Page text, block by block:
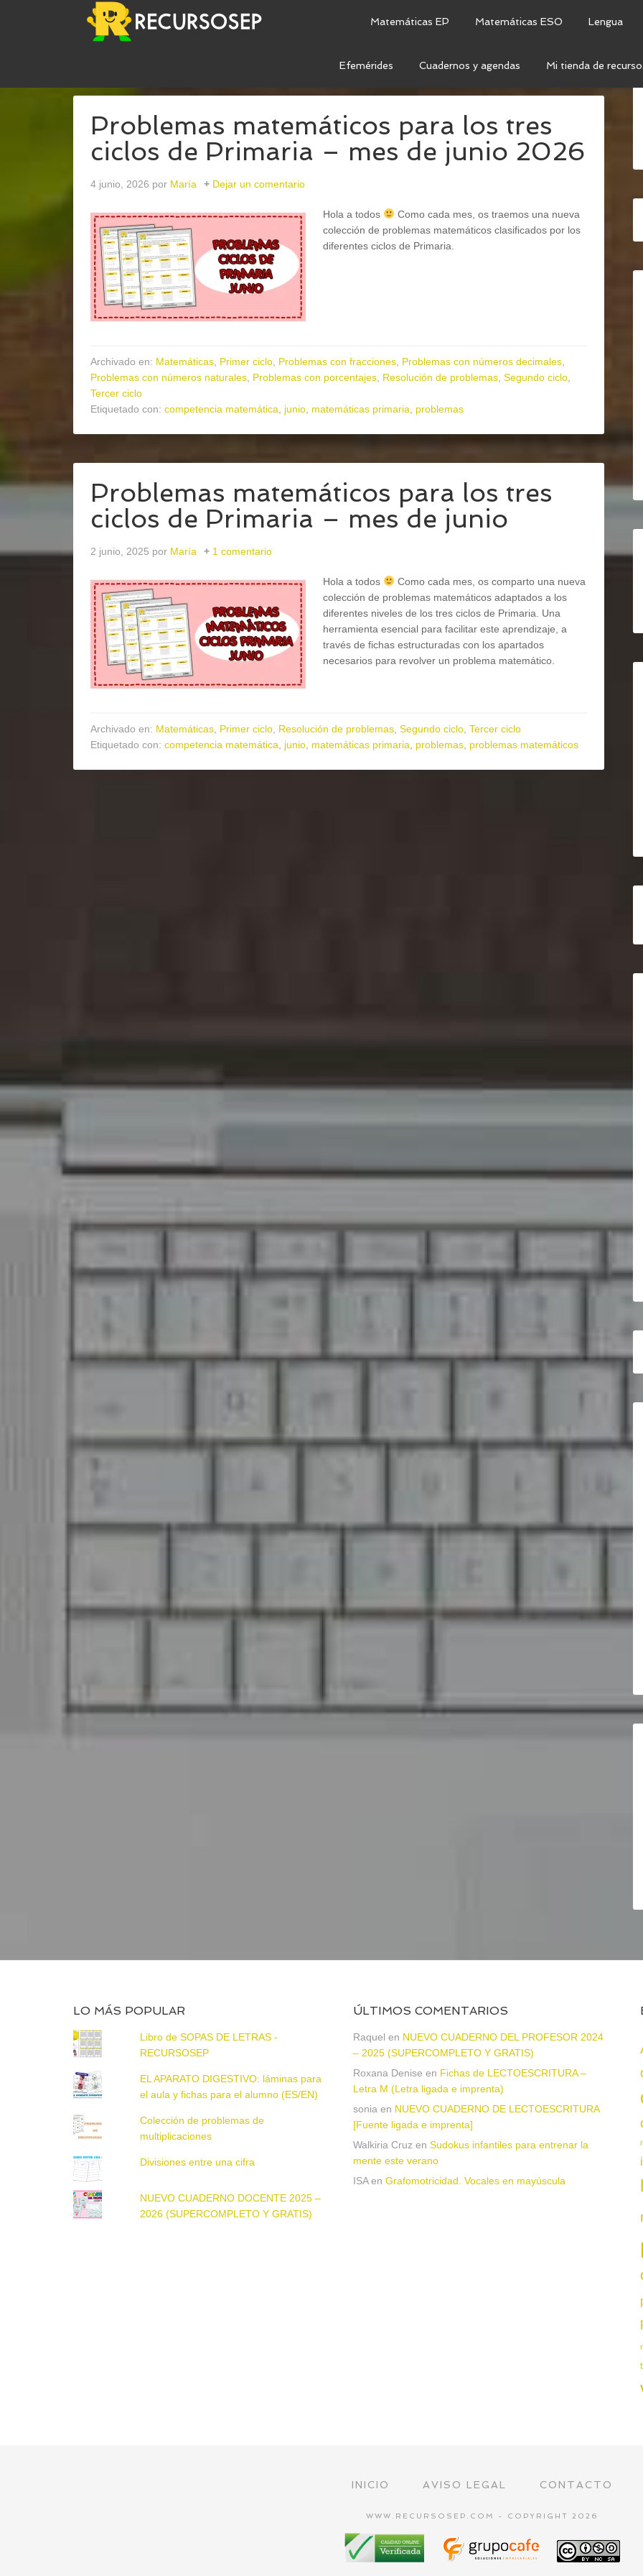
Matemáticas EP Matemáticas ESO Lengua
Efemérides Cuadernos y agendas Mi tienda de
Problemas matemáticos para los tres
ciclos de Primaria – mes de junio 2026
4 junio, 2026 por María Dejar un comentario
Hola a todos
Como cada mes, os traemos una nueva
colección de problemas matemáticos clasificados por los
diferentes ciclos de Primaria.
Archivado en: Matemáticas Primer ciclo Problemas con fracciones Problemas con números decimales
Problemas con números naturales Problemas con porcentajes Resolución de problemas Segundo ciclo
Tercer ciclo
Etiquetado con: competencia matemática junio matemáticas primaria problemas
Problemas matemáticos para los tres
ciclos de Primaria – mes de junio
2 junio, 2025 por María 1 comentario
Hola a todos
Como cada mes, os comparto una nueva
colección de problemas matemáticos adaptados a los
diferentes niveles de los tres ciclos de Primaria. Una
herramienta esencial para facilitar este aprendizaje, a
través de fichas estructuradas con los apartados
necesarios para revolver un problema matemático.
Archivado en: Matemáticas Primer ciclo Resolución de problemas Segundo ciclo Tercer ciclo
Etiquetado con: competencia matemática junio matemáticas primaria problemas problemas matemáticos
LO MÁS POPULAR
Libro de SOPAS DE LETRAS -
RECURSOSEP
EL APARATO DIGESTIVO: láminas para
el aula y fichas para el alumno (ES/EN)
Colección de problemas de
multiplicaciones
Divisiones entre una cifra
NUEVO CUADERNO DOCENTE 2025 –
2026 (SUPERCOMPLETO Y GRATIS)
ÚLTIMOS COMENTARIOS
Raquel en NUEVO CUADERNO DEL PROFESOR 2024
– 2025 (SUPERCOMPLETO Y GRATIS)
Roxana Denise en Fichas de LECTOESCRITURA –
Letra M (Letra ligada e imprenta)
sonia en NUEVO CUADERNO DE LECTOESCRITURA
[Fuente ligada e imprenta]
Walkiria Cruz en Sudokus infantiles para entrenar la
mente este verano
ISAen Grafomotricidad. Vocales en mayúscula
INICIO AVISO LEGAL CONTACTO
WWW.RECURSOSEP.COM - COPYRIGHT 2026